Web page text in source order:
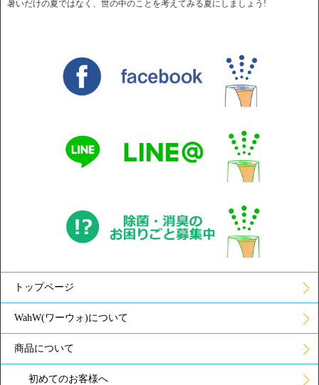
暑いだけの夏ではなく、世の中のことを考えてみる夏にしましょう!
トップページ
WahW(ワーウォ)について
商品について
初めてのお客様へ